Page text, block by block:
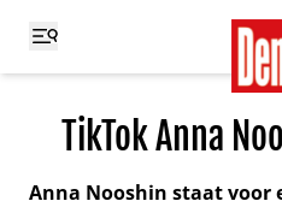
TikTok Anna
Anna Nooshin staat voor